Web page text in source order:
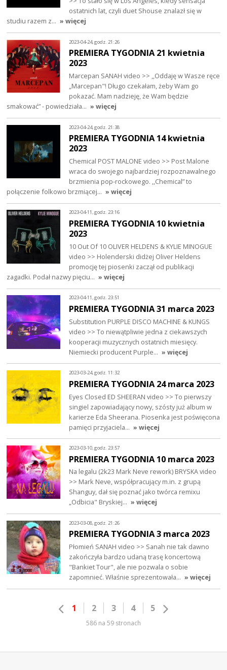
ostatnich lat, czyli duet Shouse znalazł się w
studiu razem z… » więcej
2023-04-24, godz. 21:26
PREMIERA TYGODNIA 21 kwietnia
2023
Marcepan SANAH video >> ,,Oddaję w Wasze ręce
„Marcepan"! Długo czekałam, żeby Wam go
pokazać. Mam nadzieję, że Wam będzie
smakować” - powiedziała… » więcej
2023-04-24, godz. 21:38
PREMIERA TYGODNIA 14 kwietnia
2023
Chemical POST MALONE video >> Post Malone
wraca do swojego najbardziej rozpoznawalnego
brzmienia pop-rockowego. ,,Chemical” to
połączenie folkowo brzmiącej… » więcej
2023-04-11, godz. 23:16
PREMIERA TYGODNIA 10 kwietnia
2023
10 Out Of 10 OLIVER HELDENS & KYLIE MINOGUE
video >> Holenderski didżej Oliver Heldens
promocję tej piosenki zaczął od publikacji
zagadki. Podał nazwy pięciu… » więcej
2023-04-11, godz. 23:51
PREMIERA TYGODNIA 31 marca 2023
Substitution PURPLE DISCO MACHINE & KUNGS
video >> To niewątpliwie jedna z ciekawszych
kooperacji muzycznych ostatnich miesięcy.
Niemiecki producent Purple… » więcej
2023-03-24, godz. 11:32
PREMIERA TYGODNIA 24 marca 2023
Eyes Closed ED SHEERAN video >> To pierwszy
singiel zapowiadający nowy, szósty już album w
karierze Eda Sheerana. Piosenka jest poświęcona
pamięci przyjaciela… » więcej
2023-03-10, godz. 23:57
PREMIERA TYGODNIA 10 marca 2023
Na legalu (2k23 Mark Neve rework) BRYSKA video
>> Mark Neve, współpracujący m.in. z grupą
Shanguy, dał się poznać jako twórca remixu
„Odbicia" Bryskiej… » więcej
2023-03-08, godz. 21:26
PREMIERA TYGODNIA 3 marca 2023
Płomień SANAH video >> Sanah nie tak dawno
zakończyła bardzo udaną trasę koncertową
"Bankiet Tour", ale nie pozwala o sobie
zapomnieć. Właśnie sprezentowała… » więcej
1 2 3 4 5
586 na 59 stronach